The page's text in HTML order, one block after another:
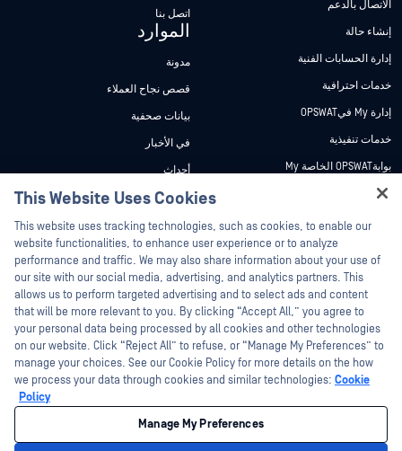
الاتصال بالدعم
إنشاء حالة
إدارة الحسابات الفنية
خدمات احترافية
إدارة My فيOPSWAT
خدمات تنفيذية
بوابةOPSWAT الخاصة My
وثائق تقنية
دورات تدريبية
برنامج الثغرات الأمنية
الشركاء
شهادات
شركاء التكنولوجيا
برنامج شركاء القنوات
اتصل بنا
الموارد
مدونة
قصص نجاح العملاء
بيانات صحفية
في الأخبار
أحداث
ندوات عبر الإنترنت
أوراق البيانات
مستندات تقنية
أدوات مجانية
©2026 OPSWAT . جميع الحقوق محفوظة. OPSWAT و MetaDefender و Metascan و
MetaAccess OPSWAT و Trust no File. Trust No Device. و OPSWAT و Protecting the
OPSWAT العلامات التجارية الخاصة بالجهات الخارجية هي ملك لأصحابها المعنيين.
This Website Uses Cookies
This website uses tracking technologies, such as cookies, to enable our
website functionalities, to enhance user experience or to analyze
performance and traffic. We may also share information about your use of
our site with our social media, advertising, and analytics partners. This
allows us to perform targeted advertising and to select ads and content
that will be more relevant to you. By clicking “Accept All,” you agree to
your personal data being processed by all cookies and other technologies
on our website. Click “Reject All” to refuse, or “Manage My Preferences” to
manage your choices. See our Cookie Policy for more details on the how
we process your data through cookies and similar technologies: Cookie
Policy
Manage My Preferences
Hey there!
I'm Ozzy, your OPSWAT virtual assistant.
How can I help you secure what's critical
today?